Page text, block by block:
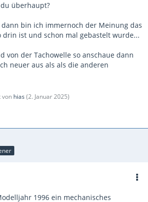
überhaupt?
bin ich immernoch der Meinung das
drin ist und schon mal gebastelt wurde...
von der Tachowelle so anschaue dann
neuer aus als als die anderen
von hias (2. Januar 2025)
1996 ein mechanisches